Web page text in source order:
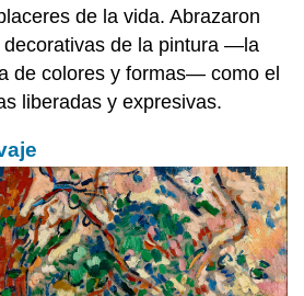
de la vida. Abrazaron
decorativas de la pintura —la
de colores y formas— como el
liberadas y expresivas.